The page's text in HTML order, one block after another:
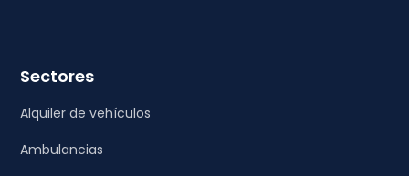
Sectores
Alquiler de vehículos
Ambulancias